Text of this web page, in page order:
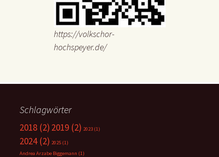
https://volkschor-
hochspeyer.de/
Schlagwörter
2018 (2) 2019 (2) 2023 (1)
2024(2) 2025 (1)
Andrea Arzabe Biggemann (1)